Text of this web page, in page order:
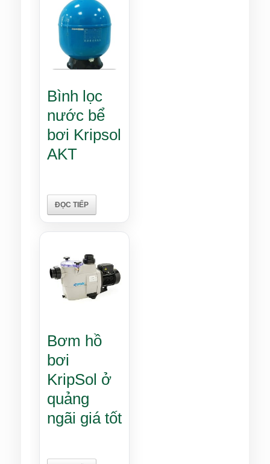
Bình lọc
nước bể
bơi Kripsol
AKT
ĐỌC TIẾP
Bơm hồ
bơi
KripSol ở
quảng
ngãi giá tốt